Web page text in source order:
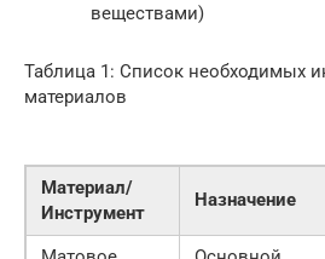
веществами)
Таблица 1: Список необходимых
материалов
Материал/
Инструмент
Назначение